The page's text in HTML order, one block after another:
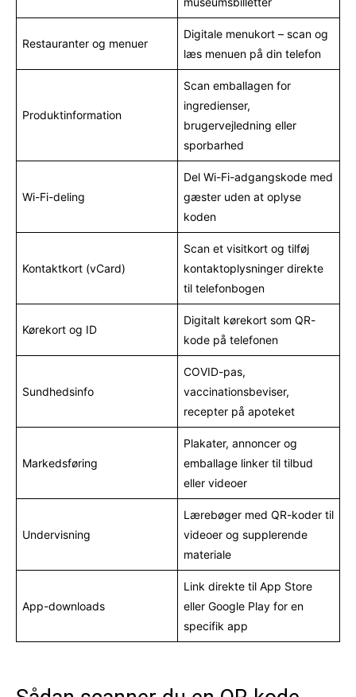
Restauranter og menuer
Digitale menukort – scan og
læs menuen på din telefon
Produktinformation
Scan emballagen for
ingredienser,
brugervejledning eller
sporbarhed
Wi-Fi-deling
Del Wi-Fi-adgangskode med
gæster uden at oplyse
koden
Kontaktkort (vCard)
Scan et visitkort og tilføj
kontaktoplysninger direkte
til telefonbogen
Kørekort og ID
Digitalt kørekort som QR-
kode på telefonen
Sundhedsinfo
COVID-pas,
vaccinationsbeviser,
recepter på apoteket
Markedsføring
Plakater, annoncer og
emballage linker til tilbud
eller videoer
Undervisning
Lærebøger med QR-koder til
videoer og supplerende
materiale
App-downloads
Link direkte til App Store
eller Google Play for en
specifik app